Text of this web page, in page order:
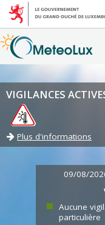
VIGILANCES
Plus d'informations
09/08/
Aucune
particulière